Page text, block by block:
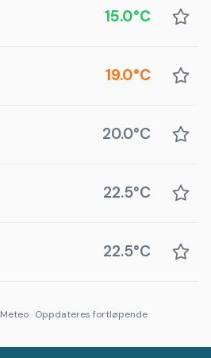
15.0°C
19.0°C
20.0°C
22.5°C
22.5°C
· Oppdateres fortløpende